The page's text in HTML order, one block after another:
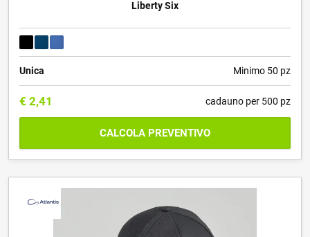
Liberty Six
Unica Minimo 50 pz
€ 2,41 cadauno per 500 pz
CALCOLA PREVENTIVO